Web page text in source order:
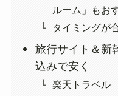
ルーム」もお
タイミングが
旅行サイト＆新
込みで安く
楽天トラベル